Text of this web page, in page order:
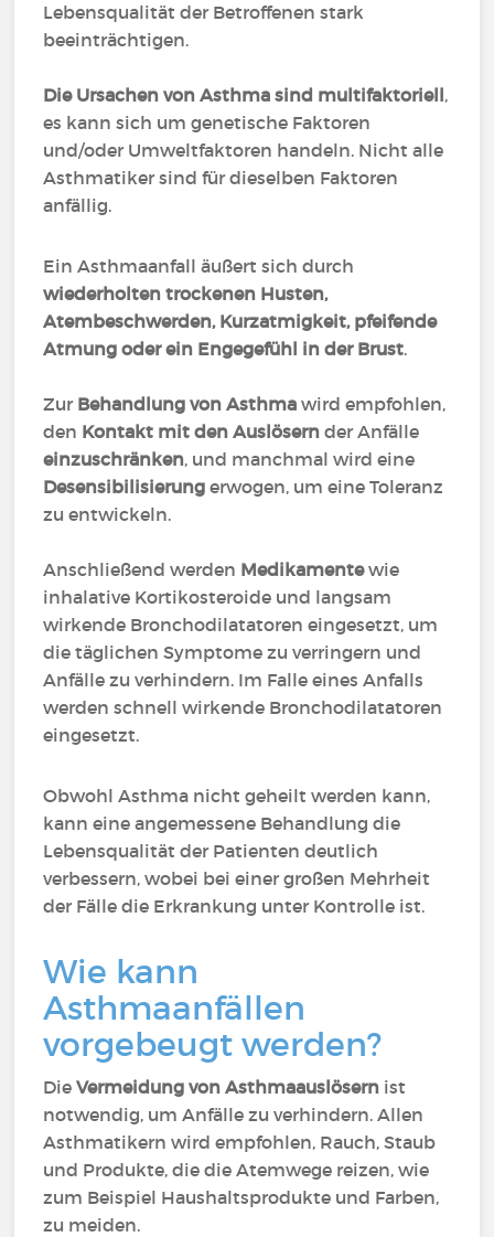
Lebensqualität der Betroffenen stark
beeinträchtigen.
Die Ursachen von Asthma sind multifaktoriell,
es kann sich um genetische Faktoren
und/oder Umweltfaktoren handeln. Nicht alle
Asthmatiker sind für dieselben Faktoren
anfällig.
Ein Asthmaanfall äußert sich durch
wiederholten trockenen Husten,
Atembeschwerden, Kurzatmigkeit, pfeifende
Atmung oder ein Engegefühl in der Brust.
Zur Behandlung von Asthma wird empfohlen,
den Kontakt mit den Auslösern der Anfälle
einzuschränken, und manchmal wird eine
Desensibilisierung erwogen, um eine Toleranz
zu entwickeln.
Anschließend werden Medikamentewie
inhalative Kortikosteroide und langsam
wirkende Bronchodilatatoren eingesetzt, um
die täglichen Symptome zu verringern und
Anfälle zu verhindern. Im Falle eines Anfalls
werden schnell wirkende Bronchodilatatoren
eingesetzt.
Obwohl Asthma nicht geheilt werden kann,
kann eine angemessene Behandlung die
Lebensqualität der Patienten deutlich
verbessern, wobei bei einer großen Mehrheit
der Fälle die Erkrankung unter Kontrolle ist.
Wie kann
Asthmaanfällen
vorgebeugt werden?
DieVermeidung von Asthmaauslösern ist
notwendig, um Anfälle zu verhindern. Allen
Asthmatikern wird empfohlen, Rauch, Staub
und Produkte, die die Atemwege reizen, wie
zum Beispiel Haushaltsprodukte und Farben,
zu meiden.